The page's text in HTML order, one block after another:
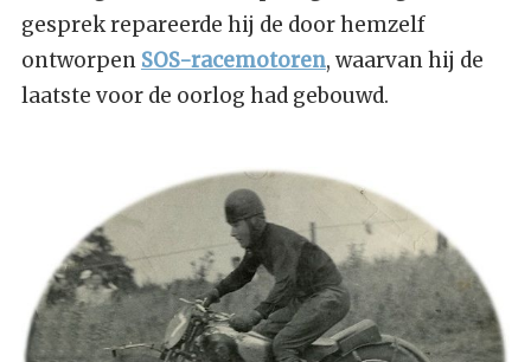
gesprek repareerde hij de door hemzelf
ontworpen SOS-racemotoren, waarvan hij de
laatste voor de oorlog had gebouwd.